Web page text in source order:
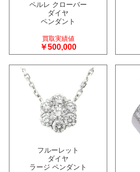
ペルレ クローバー
ダイヤ
ペンダント
買取実績値
￥500,000
フルーレット
ダイヤ
ラージ ペンダント